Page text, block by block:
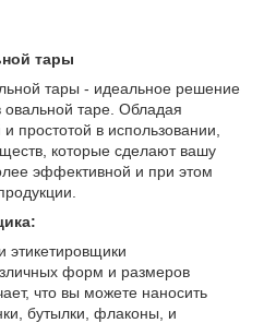
тары
тары - идеальное решение
овальной таре. Обладая
простотой в использовании,
которые сделают вашу
эффективной и при этом
этикетировщики
форм и размеров
что вы можете наносить
бутылки, флаконы, и